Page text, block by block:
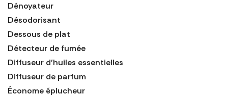
Dénoyateur
Désodorisant
Dessous de plat
Détecteur de fumée
Diffuseur d'huiles essentielles
Diffuseur de parfum
Économe éplucheur